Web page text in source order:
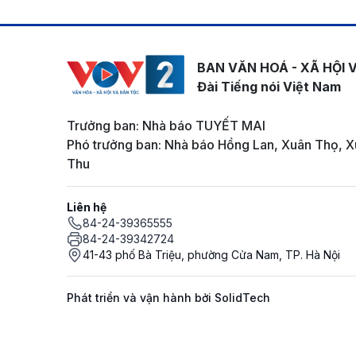
BAN VĂN HOÁ - XÃ HỘI
Đài Tiếng nói Việt Nam
Trưởng ban: Nhà báo TUYẾT MAI
Phó trưởng ban: Nhà báo Hồng Lan, Xuân Thọ,
Thu
Liên hệ
84-24-39365555
84-24-39342724
41-43 phố Bà Triệu, phường Cửa Nam, TP. Hà Nội
Phát triển và vận hành bởi SolidTech